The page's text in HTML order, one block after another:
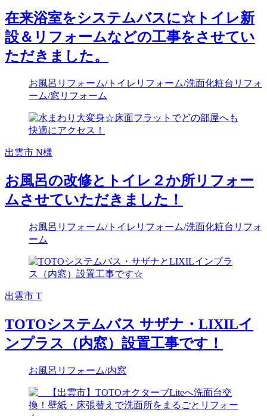
在来浴室をシステムバスに☆トイレ新
設＆リフォームなどの工事をさせてい
ただきました。
お風呂リフォーム/トイレリフォーム/洗面化粧台リフォ
ーム/窓リフォーム
出雲市 N様
お風呂の改修とトイレ２か所リフォー
ムさせていただきました！
お風呂リフォーム/トイレリフォーム/洗面化粧台リフォ
ーム
出雲市 T
TOTOシステムバス サザナ・LIXILイ
ンプラス（内窓）設置工事です！
お風呂リフォーム/内窓